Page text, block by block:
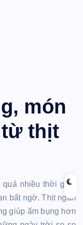
món
từ thịt
nhiều thời gian
bất ngờ. Thịt ngan
giúp ấm bụng hơn